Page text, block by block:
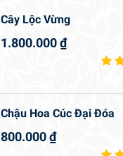
Cây Lộc Vừng
1.800.000₫
Chậu Hoa Cúc Đại Đóa
800.000₫